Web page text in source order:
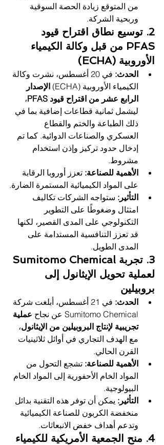
من المتوقع زيادة الحصة السوقية
وربحية الشركة.
2. توسيع نطاق اقتراح قيود
PFAS من قبل وكالة الكيمياء
الأوروبية (ECHA)
الحدث:
في 20 أغسطس، نشرت وكالة
الكيمياء الأوروبية (ECHA)
الإصدار
الرابع عشر من اقتراح قيود PFAS
،
ليشمل ثمانية قطاعات إضافية بما في
ذلك الطباعة والختم والقطاع
العسكري والصناعات الدوائية. كما تم
إدخال حدود تركيز وإذن استخدام
مشروط.
الأهمية للصناعة: تعزز أوروبا الرقابة
على المواد الكيميائية المستمرة الضارة.
التأثير: ستواجه الشركات تكاليف
امتثال وضغوطًا على التطوير
التكنولوجي على المدى القصير، لكنها
قد تعزز التنافسية المستدامة على
المدى الطويل.
لعملية تحويل الإيثانول إلى
بروبيلين
الحدث:
في 21 أغسطس، أبلغت شركة
Sumitomo Chemical عن نجاح
عملية
تجريبية لإنتاج البروبيلين من الإيثانول،
مع الهدف التجاري في أوائل ثلاثينيات
القرن الحالي.
الأهمية للصناعة: تشجع التحول من
المواد الخام الأحفورية إلى المواد الخام
البيولوجية.
التأثير: يمكن أن توفر هذه التقنية بدائل
منخفضة الكربون للصناعة الكيميائية
وتدعم أهداف خفض الانبعاثات.
4. منح الجمعية الأمريكية للكيمياء